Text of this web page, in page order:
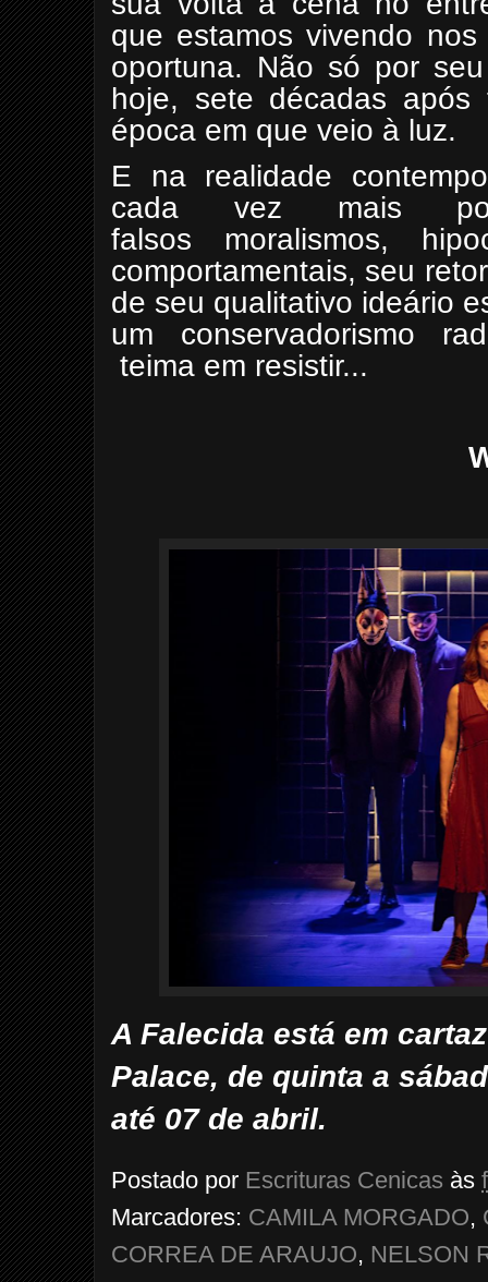
que estamos vivendo
oportuna. Não só por
hoje, sete décadas
época em que veio à luz.
E na realidade
cada vez mais por
falsos
moralismos,
comportamentais, seu
de seu qualitativo ideário
um conservadorismo
teima em resistir...
A Falecida está em
Palace, de quinta a
até 07 de abril.
Postado por Escrituras Cenicas às
Marcadores: CAMILA MORGADO,
CORREA DE ARAUJO, NELSON